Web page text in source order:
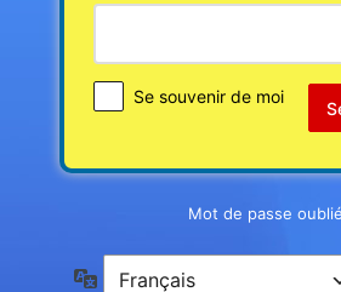
Se souvenir de moi
Mot de passe
Langue